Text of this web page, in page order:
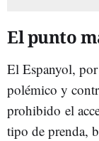
El punto
El Espanyol,
polémico y
prohibido el
tipo de prenda,